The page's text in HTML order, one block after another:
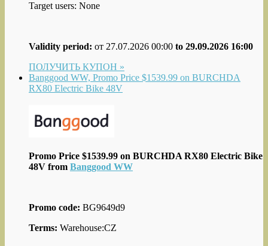
Target users: None
Validity period: от 27.07.2026 00:00 to 29.09.2026 16:00
ПОЛУЧИТЬ КУПОН »
Banggood WW, Promo Price $1539.99 on BURCHDA
RX80 Electric Bike 48V
Promo Price $1539.99 on BURCHDA RX80 Electric Bike
48V from Banggood WW
Promo code: BG9649d9
Terms: Warehouse:CZ